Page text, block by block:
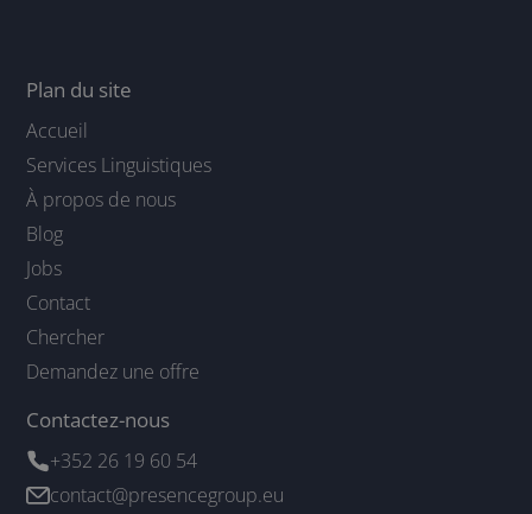
Plan du site
Accueil
Services Linguistiques
À propos de nous
Blog
Jobs
Contact
Chercher
Demandez une offre
Contactez-nous
+352 26 19 60 54
contact@presencegroup.eu